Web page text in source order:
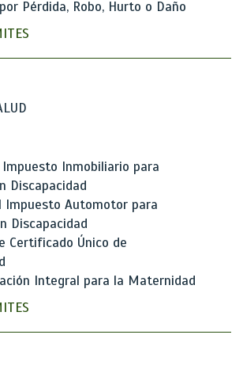
Pérdida, Robo, Hurto o Daño
Impuesto Inmobiliario para
Discapacidad
Impuesto Automotor para
Discapacidad
Certificado Único de
Integral para la Maternidad